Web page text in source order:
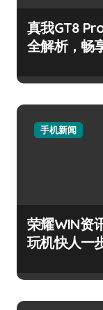
真我GT8
全解析，畅
手机新闻
荣耀WIN资
玩机快人一